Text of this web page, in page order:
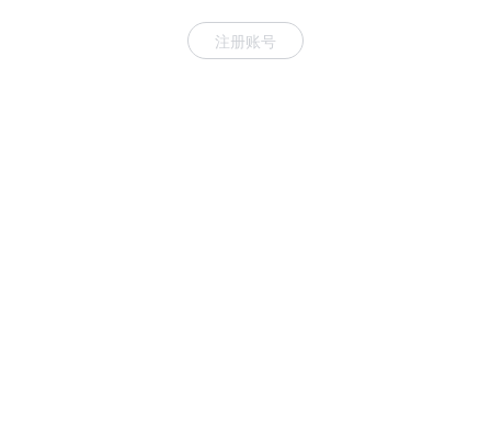
注册账号